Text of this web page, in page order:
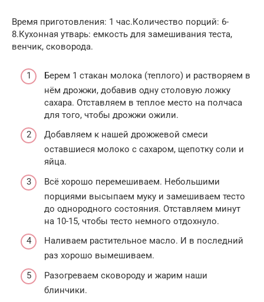
Время приготовления: 1 час.Количество порций: 6-
8.Кухонная утварь: емкость для замешивания теста,
венчик, сковорода.
Берем 1 стакан молока (теплого) и растворяем в
нём дрожжи, добавив одну столовую ложку
сахара. Отставляем в теплое место на полчаса
для того, чтобы дрожжи ожили.
Добавляем к нашей дрожжевой смеси
оставшиеся молоко с сахаром, щепотку соли и
яйца.
Всё хорошо перемешиваем. Небольшими
порциями высыпаем муку и замешиваем тесто
до однородного состояния. Отставляем минут
на 10-15, чтобы тесто немного отдохнуло.
Наливаем растительное масло. И в последний
раз хорошо вымешиваем.
Разогреваем сковороду и жарим наши
блинчики.